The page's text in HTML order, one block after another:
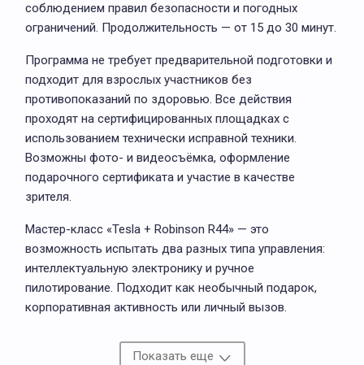
соблюдением правил безопасности и погодных
ограничений. Продолжительность — от 15 до 30 минут.
Программа не требует предварительной подготовки и
подходит для взрослых участников без
противопоказаний по здоровью. Все действия
проходят на сертифицированных площадках с
использованием технически исправной техники.
Возможны фото- и видеосъёмка, оформление
подарочного сертификата и участие в качестве
зрителя.
Мастер-класс «Tesla + Robinson R44» — это
возможность испытать два разных типа управления:
интеллектуальную электронику и ручное
пилотирование. Подходит как необычный подарок,
корпоративная активность или личный вызов.
Показать еще